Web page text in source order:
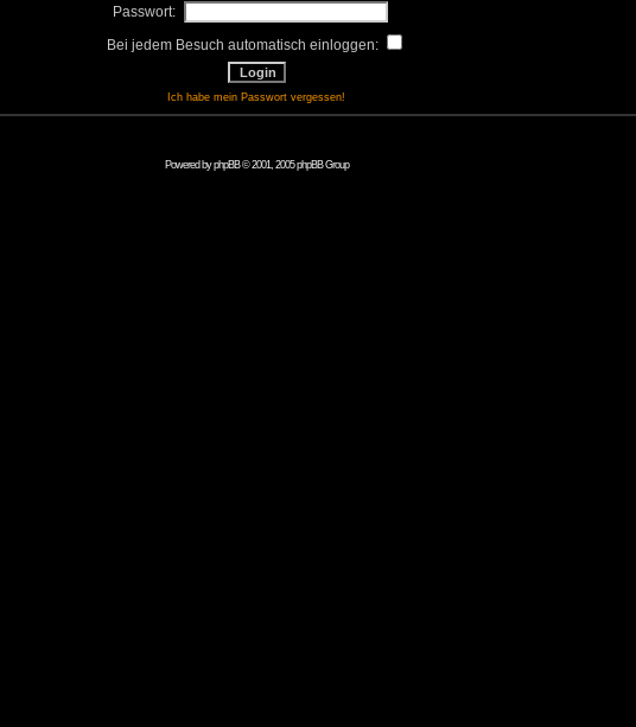
Passwort:
Bei jedem Besuch automatisch einloggen:
Ich habe mein Passwort vergessen!
Powered byphpBB© 2001, 2005 phpBB Group